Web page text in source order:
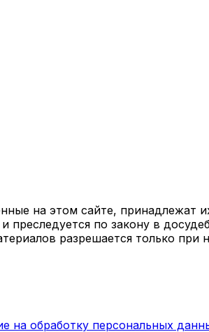
на этом сайте, принадлежат
преследуется по закону в
разрешается только при
на обработку персональных